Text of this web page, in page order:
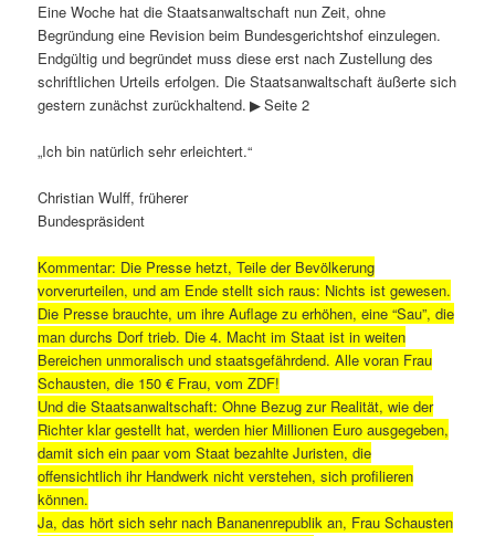
Eine Woche hat die Staatsanwaltschaft nun Zeit, ohne
Begründung eine Revision beim Bundesgerichtshof einzulegen.
Endgültig und begründet muss diese erst nach Zustellung des
schriftlichen Urteils erfolgen. Die Staatsanwaltschaft äußerte sich
gestern zunächst zurückhaltend. ▶ Seite 2
„Ich bin natürlich sehr erleichtert.“
Christian Wulff, früherer
Bundespräsident
Kommentar: Die Presse hetzt, Teile der Bevölkerung
vorverurteilen, und am Ende stellt sich raus: Nichts ist gewesen.
Die Presse brauchte, um ihre Auflage zu erhöhen, eine “Sau”, die
man durchs Dorf trieb. Die 4. Macht im Staat ist in weiten
Bereichen unmoralisch und staatsgefährdend. Alle voran Frau
Schausten, die 150 € Frau, vom ZDF!
Und die Staatsanwaltschaft: Ohne Bezug zur Realität, wie der
Richter klar gestellt hat, werden hier Millionen Euro ausgegeben,
damit sich ein paar vom Staat bezahlte Juristen, die
offensichtlich ihr Handwerk nicht verstehen, sich profilieren
können.
Ja, das hört sich sehr nach Bananenrepublik an, Frau Schausten